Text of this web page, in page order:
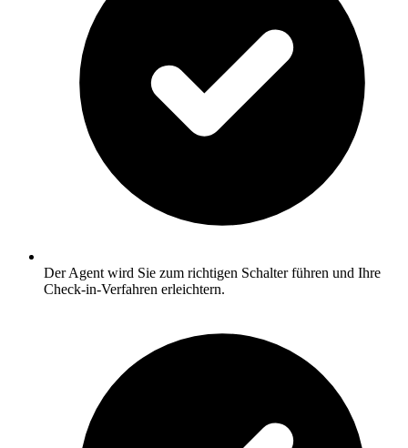
Der Agent wird Sie zum richtigen Schalter führen und Ihre
Check-in-Verfahren erleichtern.